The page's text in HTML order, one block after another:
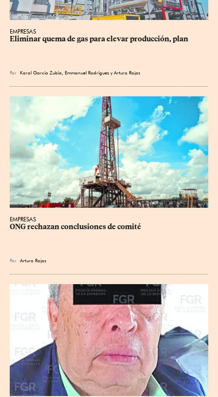
EMPRESAS
Eliminar quema de gas para elevar producción, plan
Por Karol García Zubía Emmanuel Rodríguez yArturo Rojas
EMPRESAS
ONG rechazan conclusiones de comité
Por Arturo Rojas